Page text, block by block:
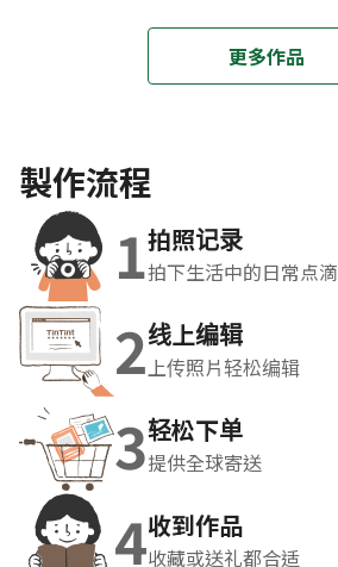
更多作品
製作流程
1拍照记录
拍下生活中的日常点滴
2线上编辑
上传照片轻松编辑
3轻松下单
提供全球寄送
4收到作品
收藏或送礼都合适